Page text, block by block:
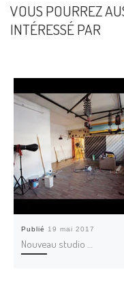
VOUS POURREZ
INTÉRESSÉ PAR
Publié 19 mai 2017
Nouveau studio …